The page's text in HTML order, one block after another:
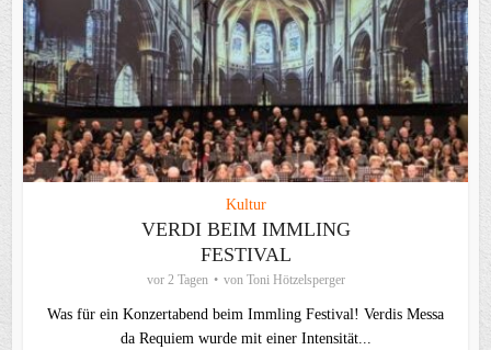
Kultur
VERDI BEIM IMMLING
FESTIVAL
vor 2 Tagen von Toni Hötzelsperger
Was für ein Konzertabend beim Immling Festival! Verdis Messa
da Requiem wurde mit einer Intensität...